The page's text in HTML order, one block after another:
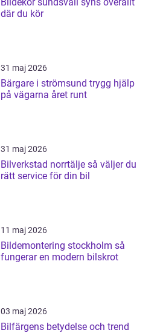
Bildekor sundsvall syns överallt
där du kör
31 maj 2026
Bärgare i strömsund trygg hjälp
på vägarna året runt
31 maj 2026
Bilverkstad norrtälje så väljer du
rätt service för din bil
11 maj 2026
Bildemontering stockholm så
fungerar en modern bilskrot
03 maj 2026
Bilfärgens betydelse och trend